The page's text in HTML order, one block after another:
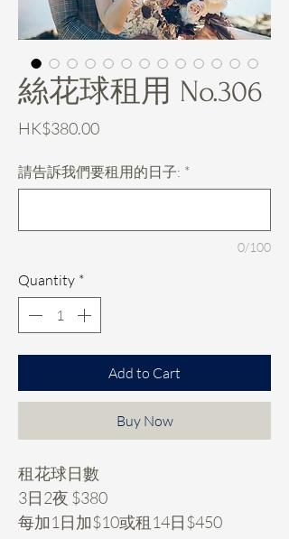
絲花球租用 No.306
HK$380.00Price
請告訴我們要租用的日子: *
0/100
Quantity *
Add to Cart
Buy Now
租花球日數
3日2夜 $380
每加1日加$10或租14日$450